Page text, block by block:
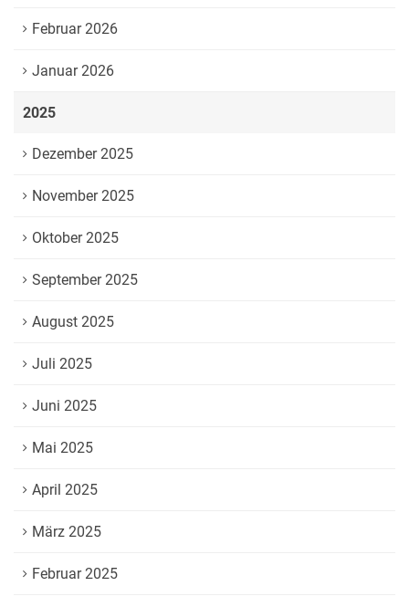
Februar 2026
Januar 2026
2025
Dezember 2025
November 2025
Oktober 2025
September 2025
August 2025
Juli 2025
Juni 2025
Mai 2025
April 2025
März 2025
Februar 2025